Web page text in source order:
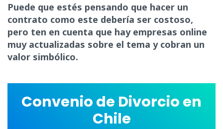
Puede que estés pensando que hacer un
contrato como este debería ser costoso,
pero ten en cuenta que hay empresas online
muy actualizadas sobre el tema y cobran un
valor simbólico.
Convenio de Divorcio en
Chile